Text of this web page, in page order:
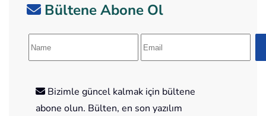
Bültene Abone Ol
Bizimle güncel kalmak için bültene
abone olun. Bülten, en son yazılım